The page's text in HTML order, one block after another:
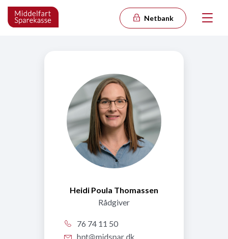
Netbank
Heidi Poula Thomassen
Rådgiver
76 74 11 50